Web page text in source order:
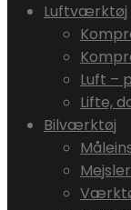
Luftværktøj
Luft –
Lifte,
Bilværktøj
Mejsler